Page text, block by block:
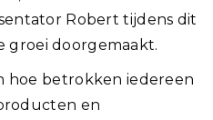
Robert tijdens dit
groei doorgemaakt.
hoe betrokken iedereen
en